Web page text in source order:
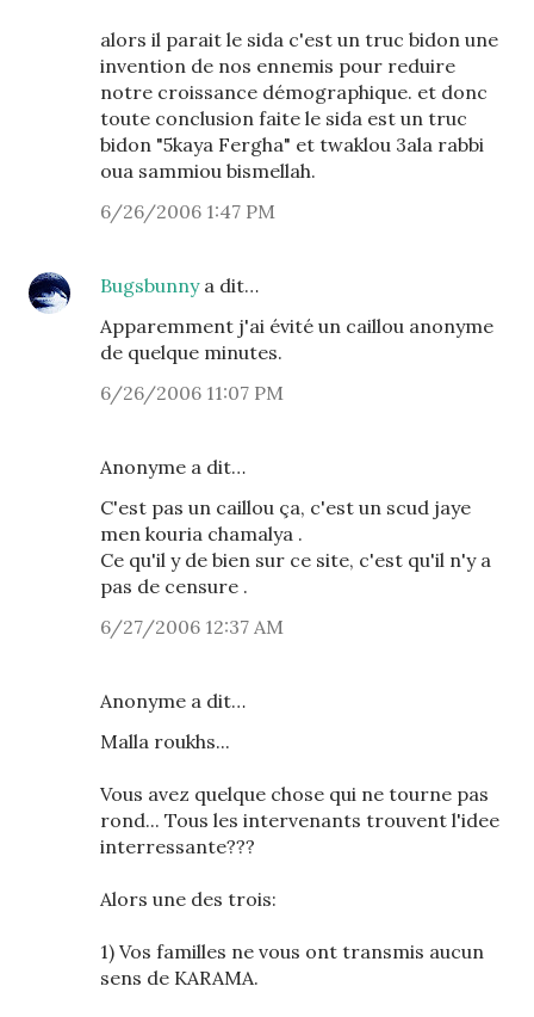
alors il parait le sida c'est un truc bidon une
invention de nos ennemis pour reduire
notre croissance démographique. et donc
toute conclusion faite le sida est un truc
bidon "5kaya Fergha" et twaklou 3ala rabbi
oua sammiou bismellah.
6/26/2006 1:47 PM
Bugsbunnya dit…
Apparemment j'ai évité un caillou anonyme
de quelque minutes.
6/26/2006 11:07 PM
Anonyme a dit…
C'est pas un caillou ça, c'est un scud jaye
men kouria chamalya .
Ce qu'il y de bien sur ce site, c'est qu'il n'y a
pas de censure .
6/27/2006 12:37 AM
Anonyme a dit…
Malla roukhs...
Vous avez quelque chose qui ne tourne pas
rond... Tous les intervenants trouvent l'idee
interressante???
Alors une des trois:
1) Vos familles ne vous ont transmis aucun
sens de KARAMA.